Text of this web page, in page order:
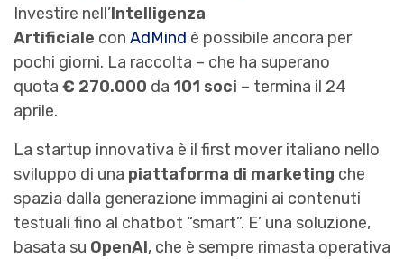
Investire nell’Intelligenza
Artificiale con AdMind è possibile ancora per
pochi giorni. La raccolta – che ha superano
quota € 270.000 da 101 soci – termina il 24
aprile.
La startup innovativa è il first mover italiano nello
sviluppo di una piattaforma di marketing che
spazia dalla generazione immagini ai contenuti
testuali fino al chatbot “smart”. E’ una soluzione,
basata su OpenAI, che è sempre rimasta operativa